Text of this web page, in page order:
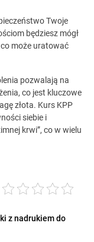
Twoje
będziesz mógł
może uratować
pozwalają na
co jest kluczowe
złota. Kurs KPP
siebie i
krwi”, co w wielu
z nadrukiem do